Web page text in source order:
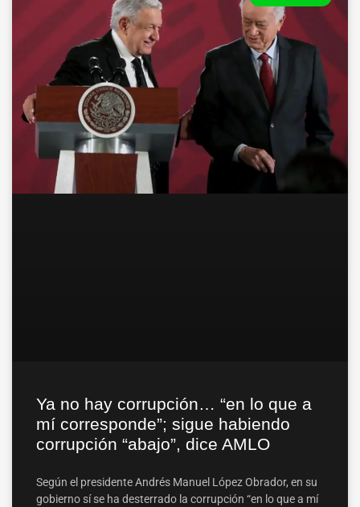
Ya no hay corrupción… “en lo que a
mí corresponde”; sigue habiendo
corrupción “abajo”, dice AMLO
Según el presidente Andrés Manuel López Obrador, en su
gobierno sí se ha desterrado la corrupción “en lo que a mí